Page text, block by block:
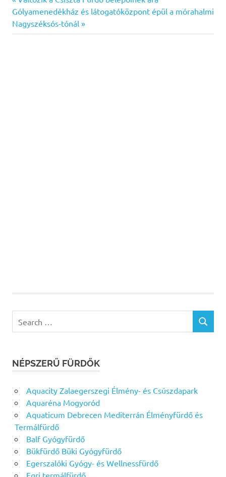
navigáció
Post:
Next
Post:
Gólyamenedékház és látogatóközpont épül a mórahalmi
Nagyszéksós-tónál
for:
SEARCH
NÉPSZERŰ FÜRDŐK
Aquacity Zalaegerszegi Élmény- és Csúszdapark
Aquaréna Mogyoród
Aquaticum Debrecen Mediterrán Élményfürdő és
Termálfürdő
Balf Gyógyfürdő
Bükfürdő Büki Gyógyfürdő
Egerszalóki Gyógy- és Wellnessfürdő